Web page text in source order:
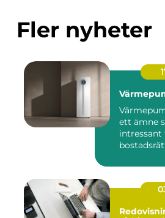
Fler nyheter
ett ämne
intressant